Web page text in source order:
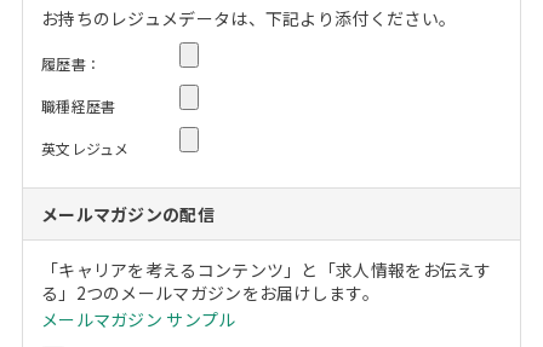
お持ちのレジュメデータは、下記より添付ください。
履歴書：
職種経歴書
英文レジュメ
メールマガジンの配信
「キャリアを考えるコンテンツ」と「求人情報をお伝えす
る」2つのメールマガジンをお届けします。
メールマガジン サンプル